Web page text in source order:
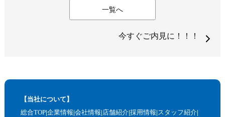
一覧へ
今すぐご内見に！！！
【当社について】
総合TOP 企業情報 会社情報 店舗紹介 採用情報 スタッフ紹介